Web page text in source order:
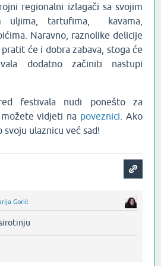
regionalni izlagači sa svojim
uljima, tartufima, kavama,
Naravno, raznolike delicije
će i dobra zabava, stoga će
dodatno začiniti nastupi
festivala nudi ponešto za
vidjeti na poveznici . Ako
ulaznicu već sad!
Gorić